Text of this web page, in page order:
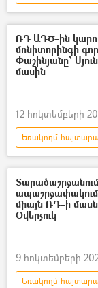
Ադրբեջան
անհետ կորած
սահմանապահ
ՌԴ ԱԴԾ–ին
մոնիտորինգի
Փաշինյանը՝
մասին
12 հոկտեմբերի
Եռակողմ
Սյունիք
Ռուսաստան
միայն ՌԴ–ի
Օվերչուկ
9 հոկտեմբերի
Եռակողմ